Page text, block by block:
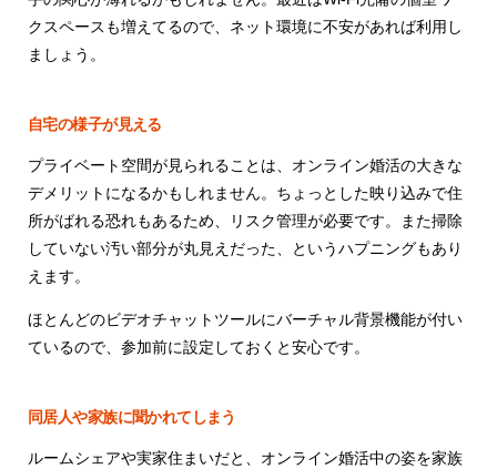
クスペースも増えてるので、ネット環境に不安があれば利用し
ましょう。
自宅の様子が見える
プライベート空間が見られることは、オンライン婚活の大きな
デメリットになるかもしれません。ちょっとした映り込みで住
所がばれる恐れもあるため、リスク管理が必要です。また掃除
していない汚い部分が丸見えだった、というハプニングもあり
えます。
ほとんどのビデオチャットツールにバーチャル背景機能が付い
ているので、参加前に設定しておくと安心です。
同居人や家族に聞かれてしまう
ルームシェアや実家住まいだと、オンライン婚活中の姿を家族